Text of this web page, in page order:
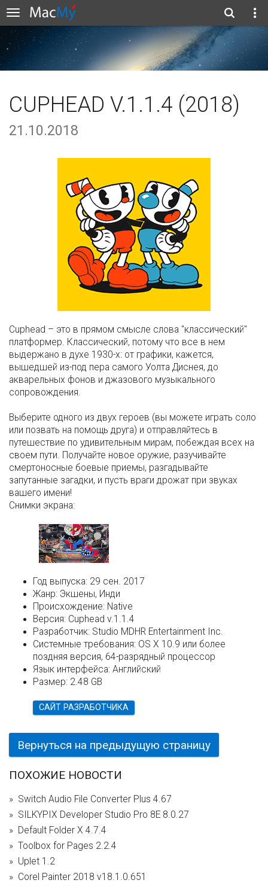
CUPHEAD V.1.1.4 (2018)
21.10.2018
Cuphead – это в прямом смысле слова "классический"
платформер. Классический, потому что все в нем
выдержано в духе 1930-х: от графики, кажется,
вышедшей из-под пера самого Уолта Диснея, до
акварельных фонов и джазового музыкального
сопровождения.
Выберите одного из двух героев (вы можете играть соло
или позвать на помощь друга) и отправляйтесь в
путешествие по удивительным мирам, побеждая всех на
своем пути. Получайте новое оружие, разучивайте
смертоносные боевые приемы, разгадывайте
запутанные загадки, и пусть враги дрожат при звуках
вашего имени!
Снимки экрана:
Год выпуска: 29 сен. 2017
Жанр: Экшены, Инди
Происхождение: Native
Версия: Cuphead v.1.1.4
Разработчик: Studio MDHR Entertainment Inc.
Системные требования: OS X 10.9 или более
поздняя версия, 64-разрядный процессор
Язык интерфейса: Английский
Размер: 2.48 GB
САЙТ РАЗРАБОТЧИКА
Вернуться на предыдущую страницу
ПОХОЖИЕ НОВОСТИ
Switch Audio File Converter Plus 4.67
SILKYPIX Developer Studio Pro 8E 8.0.27
Default Folder X 4.7.4
Toolbox for Pages 2.2.4
Uplet 1.2
Corel Painter 2018 v18.1.0.651